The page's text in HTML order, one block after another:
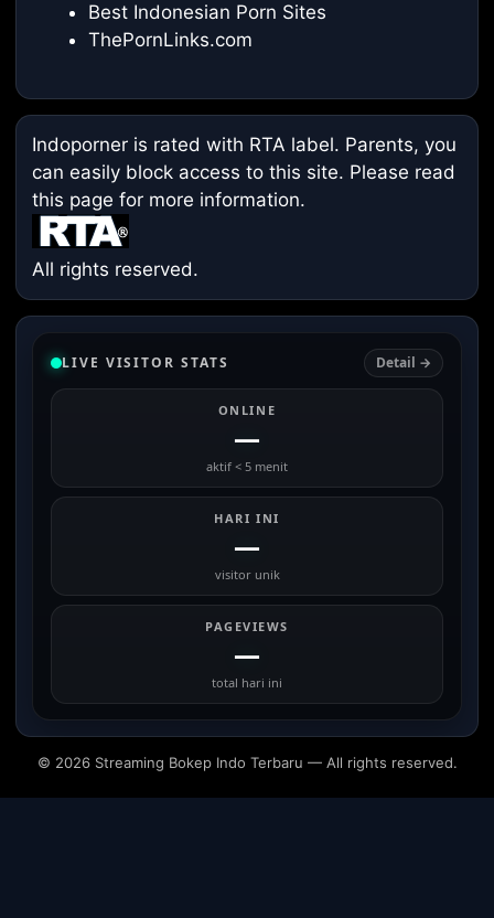
Best Indonesian Porn Sites
ThePornLinks.com
Indoporner is rated with RTA label. Parents, you
can easily block access to this site. Please read
this page for more information.
All rights reserved.
LIVE VISITOR STATS Detail →
ONLINE
—
aktif < 5 menit
HARI INI
—
visitor unik
PAGEVIEWS
—
total hari ini
© 2026 Streaming Bokep Indo Terbaru — All rights reserved.